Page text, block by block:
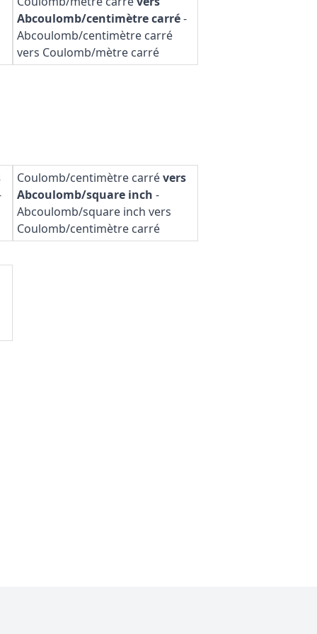
Abcoulomb/centimètre carré-
Abcoulomb/centimètre carré
vers Coulomb/mètre carré
Coulomb/centimètre carrévers
Abcoulomb/square inch -
Abcoulomb/square inch vers
Coulomb/centimètre carré